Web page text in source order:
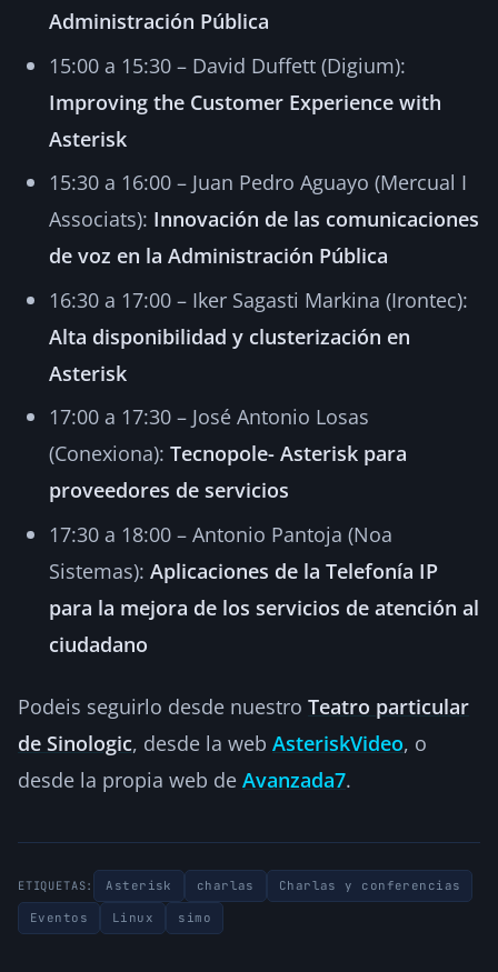
Administración Pública
15:00 a 15:30 – David Duffett (Digium):
Improving the Customer Experience with
Asterisk
15:30 a 16:00 – Juan Pedro Aguayo (Mercual I
Associats): Innovación de las comunicaciones
de voz en la Administración Pública
16:30 a 17:00 – Iker Sagasti Markina (Irontec):
Alta disponibilidad y clusterización en
Asterisk
17:00 a 17:30 – José Antonio Losas
(Conexiona): Tecnopole- Asterisk para
proveedores de servicios
17:30 a 18:00 – Antonio Pantoja (Noa
Sistemas): Aplicaciones de la Telefonía IP
para la mejora de los servicios de atención al
ciudadano
Podeis seguirlo desde nuestro Teatro particular
de Sinologic, desde la web AsteriskVideo, o
desde la propia web de Avanzada7.
ETIQUETAS: Asterisk charlas Charlas y conferencias
Eventos Linux simo